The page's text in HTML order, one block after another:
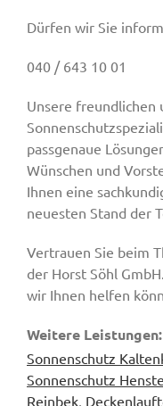
Dürfen wir Sie
040 / 643 10 01
Unsere freundlichen
passgenaue
Wünschen und
Ihnen eine
neuesten Stand der
Vertrauen Sie beim
der Horst Söhl
wir Ihnen helfen
Weitere Leistungen:
Sonnenschutz
Sonnenschutz
Reinbek,